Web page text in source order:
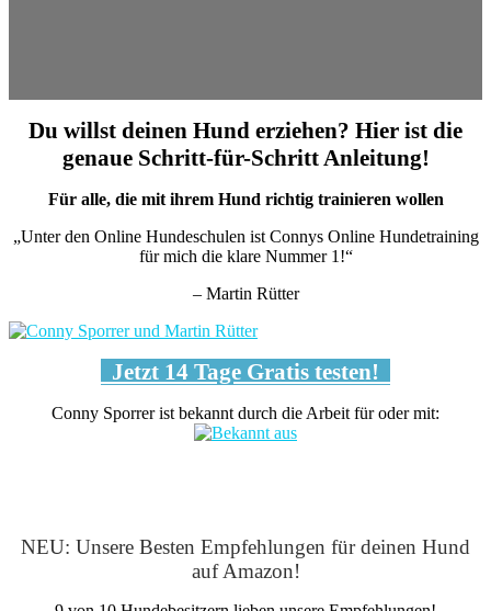
Du willst deinen Hund erziehen? Hier ist die
genaue Schritt-für-Schritt Anleitung!
Für alle, die mit ihrem Hund richtig trainieren wollen
„Unter den Online Hundeschulen ist Connys Online Hundetraining
für mich die klare Nummer 1!“
– Martin Rütter
Jetzt 14 Tage Gratis testen!
Conny Sporrer ist bekannt durch die Arbeit für oder mit:
NEU: Unsere Besten Empfehlungen für deinen Hund
auf Amazon!